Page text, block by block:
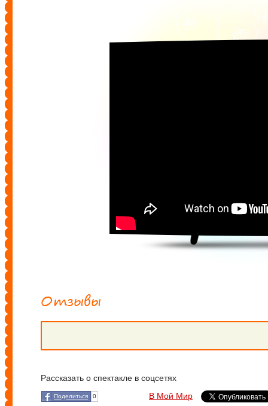
Отзывы
Рассказать о спектакле в соцсетях
Поделиться 0 В Мой Мир